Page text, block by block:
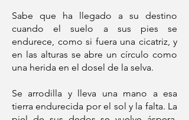
Sabe que ha llegado a su destino
cuando el suelo a sus pies se
endurece, como si fuera una cicatriz, y
en las alturas se abre un círculo como
una herida en el dosel de la selva.
Se arrodilla y lleva una mano a esa
tierra endurecida por el sol y la falta. La